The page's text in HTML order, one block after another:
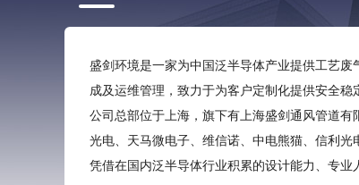
盛剑环境是一家为中国泛半导体产业提供工艺
成及运维管理，致力于为客户定制化提供安全稳
公司总部位于上海，旗下有上海盛剑通风管道
光电、天马微电子、维信诺、中电熊猫、信利光
凭借在国内泛半导体行业积累的设计能力、专业